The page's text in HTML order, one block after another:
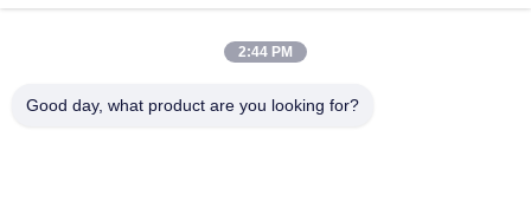
Najlepszą cenę
2:44 PM
Good day, what product are you looking for?